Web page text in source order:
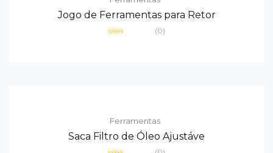
Jogo de Ferramentas para Retor
(0)
Ferramentas
Saca Filtro de Óleo Ajustáve